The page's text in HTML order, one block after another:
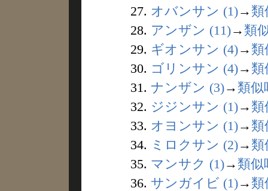
27. オバンサン (1)→ 類
28. アンザン (11)→ 類
29. ギオンサン (4)→ 類
30. ゴリンサン (4)→ 類
31. ナンザン (3)→ 類似
32. ジジンサン (1)→ 類
33. オヨンサン (1)→ 類
34. ミロクサン (2)→ 類
35. マンサク (1)→ 類似
36. サンガイビ (1)→ 類